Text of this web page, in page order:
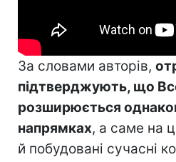
За словами авторів,
підтверджують, що
розширюється
напрямках, а саме на
й побудовані сучасні